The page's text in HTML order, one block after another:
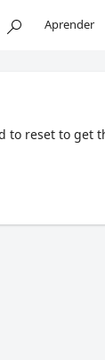
Aprender
to reset to get